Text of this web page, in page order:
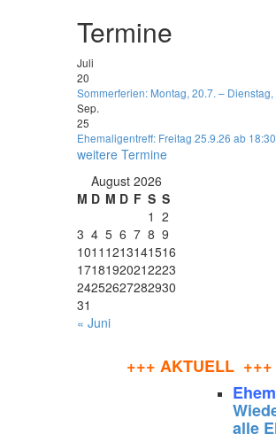
Termine
Juli
20
Sommerferien: Montag, 20.7. –
Sep.
25
Ehemaligentreff: Freitag 25.9.26 ab
weitere Termine
August 2026
M D M D F S S
1 2
3 4 5 6 7 8 9
1011 1213141516
17181920212223
24252627282930
31
« Juni
+++ AKTUELL +++
alle